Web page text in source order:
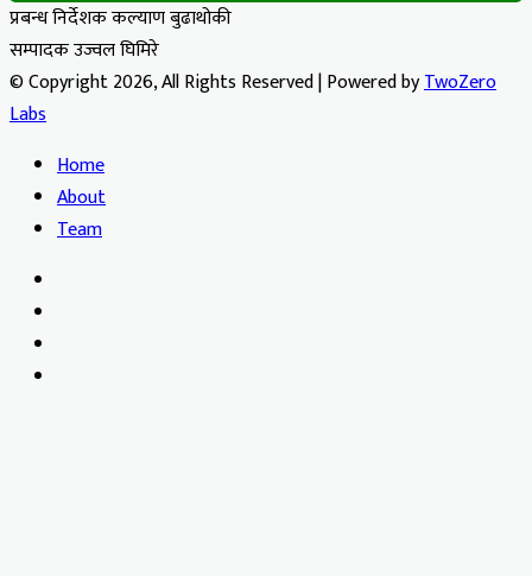
प्रबन्ध निर्देशक कल्याण बुढाथोकी
सम्पादक उज्वल घिमिरे
© Copyright 2026, All Rights Reserved | Powered byTwoZero
Labs
Home
About
Team